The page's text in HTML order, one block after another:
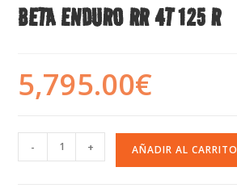
BETA ENDURO RR 4T 125 R
5,795.00€
- + AÑADIR AL CARRITO